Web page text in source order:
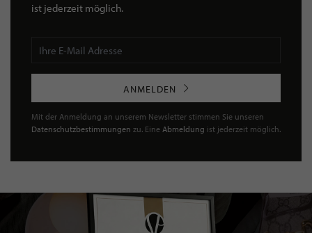
ist jederzeit möglich.
ANMELDEN
Mit der Anmeldung an unserem Newsletter stimmen Sie unseren
Datenschutzbestimmungen zu. Eine Abmeldung ist jederzeit möglich.